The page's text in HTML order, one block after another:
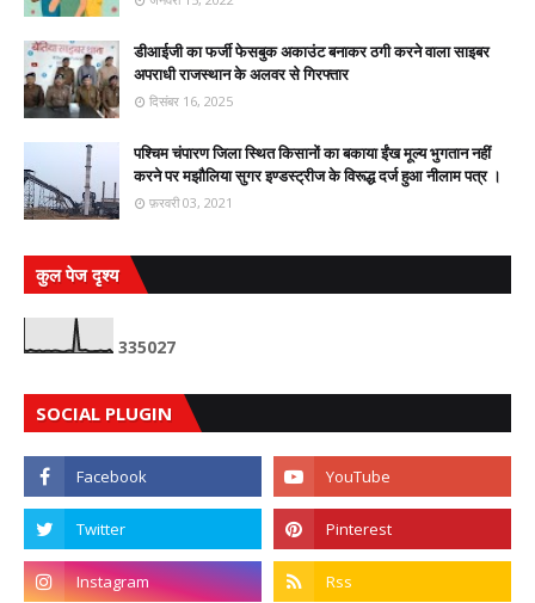
डीआईजी का फर्जी फेसबुक अकाउंट बनाकर ठगी करने वाला साइबर
अपराधी राजस्थान के अलवर से गिरफ्तार
दिसंबर 16, 2025
पश्चिम चंपारण जिला स्थित किसानों का बकाया ईंख मूल्य भुगतान नहीं
करने पर मझौलिया सुगर इण्डस्ट्रीज के विरूद्ध दर्ज हुआ नीलाम पत्र ।
फ़रवरी 03, 2021
कुल पेज दृश्य
335027
SOCIAL PLUGIN